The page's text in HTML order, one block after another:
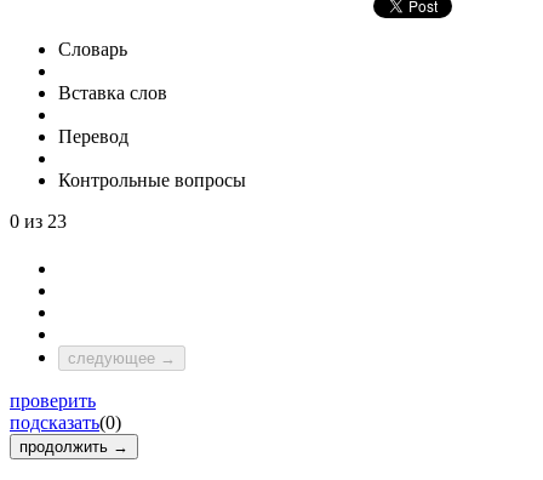
Словарь
Вставка слов
Перевод
Контрольные вопросы
0 из 23
следующее →
проверить
подсказать(0)
продолжить →